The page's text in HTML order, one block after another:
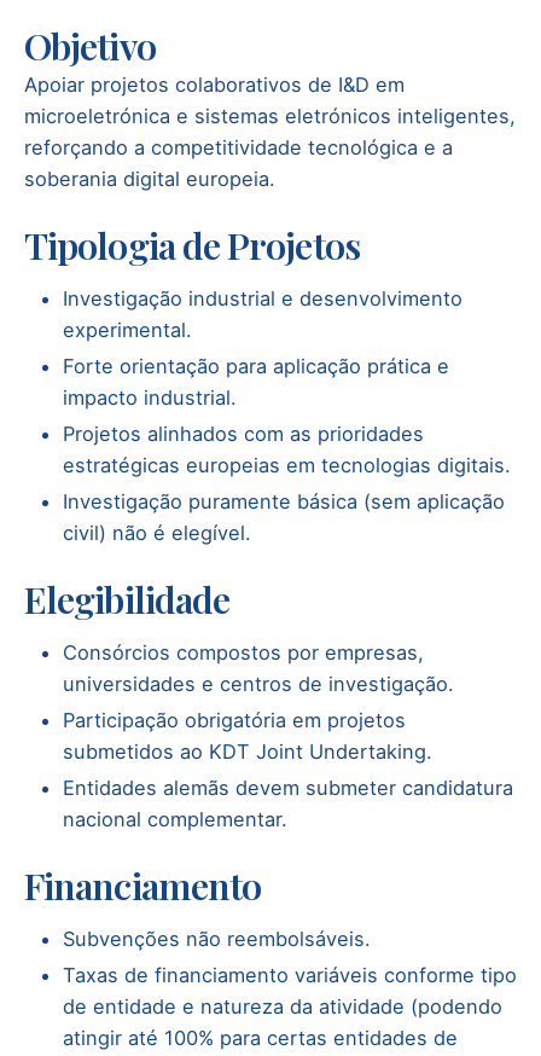
Objetivo
Apoiar projetos colaborativos de I&D em
microeletrónica e sistemas eletrónicos inteligentes,
reforçando a competitividade tecnológica e a
soberania digital europeia.
Tipologia de Projetos
Investigação industrial e desenvolvimento
experimental.
Forte orientação para aplicação prática e
impacto industrial.
Projetos alinhados com as prioridades
estratégicas europeias em tecnologias digitais.
Investigação puramente básica (sem aplicação
civil) não é elegível.
Elegibilidade
Consórcios compostos por empresas,
universidades e centros de investigação.
Participação obrigatória em projetos
submetidos ao KDT Joint Undertaking.
Entidades alemãs devem submeter candidatura
nacional complementar.
Financiamento
Subvenções não reembolsáveis.
Taxas de financiamento variáveis conforme tipo
de entidade e natureza da atividade (podendo
atingir até 100% para certas entidades de